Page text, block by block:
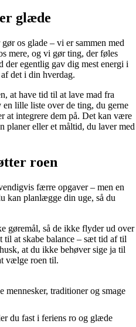
glæde
os glade – vi er sammen med
mere, og vi gør ting, der føles
der egentlig gav dig mest energi i
det i din hverdag.
at have tid til at lave mad fra
lille liste over de ting, du gerne
at integrere dem på. Det kan være
planer eller et måltid, du laver med
roen
færre opgaver – men en
kan planlægge din uge, så du
gøremål, så de ikke flyder ud over
til at skabe balance – sæt tid af til
at du ikke behøver sige ja til
vælge roen til.
traditioner og smage
du fast i feriens ro og glæde